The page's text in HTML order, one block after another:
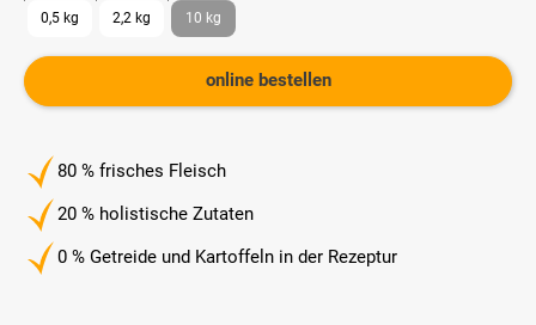
80 % frisches Fleisch
20 % holistische Zutaten
0 % Getreide und Kartoffeln in der Rezeptur
0,5 kg 2,2 kg 10 kg
online bestellen